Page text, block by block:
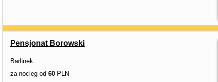
Pensjonat Borowski
Barlinek
za nocleg od 60 PLN